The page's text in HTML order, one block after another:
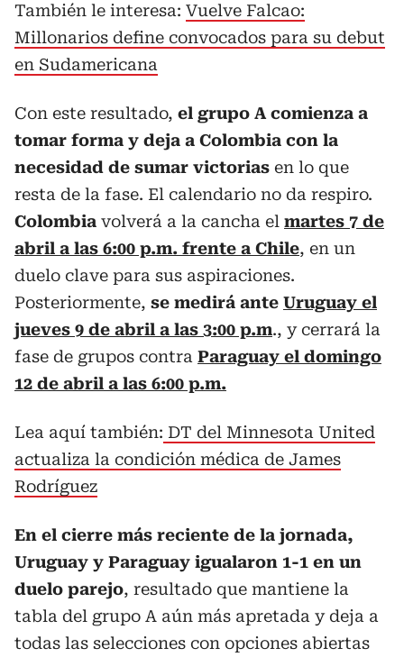
También le interesa: Vuelve Falcao:
Millonarios define convocados para su debut
en Sudamericana
Con este resultado, el grupo A comienza a
tomar forma y deja a Colombia con la
necesidad de sumar victorias en lo que
resta de la fase. El calendario no da respiro.
Colombia volverá a la cancha el martes 7 de
abril a las 6:00 p.m. frente a Chile, en un
duelo clave para sus aspiraciones.
Posteriormente, se medirá ante Uruguay el
jueves 9 de abril a las 3:00 p.m., y cerrará la
fase de grupos contra Paraguay el domingo
12 de abril a las 6:00 p.m.
Lea aquí también: DT del Minnesota United
actualiza la condición médica de James
Rodríguez
En el cierre más reciente de la jornada,
Uruguay y Paraguay igualaron 1-1 en un
duelo parejo, resultado que mantiene la
tabla del grupo A aún más apretada y deja a
todas las selecciones con opciones abiertas